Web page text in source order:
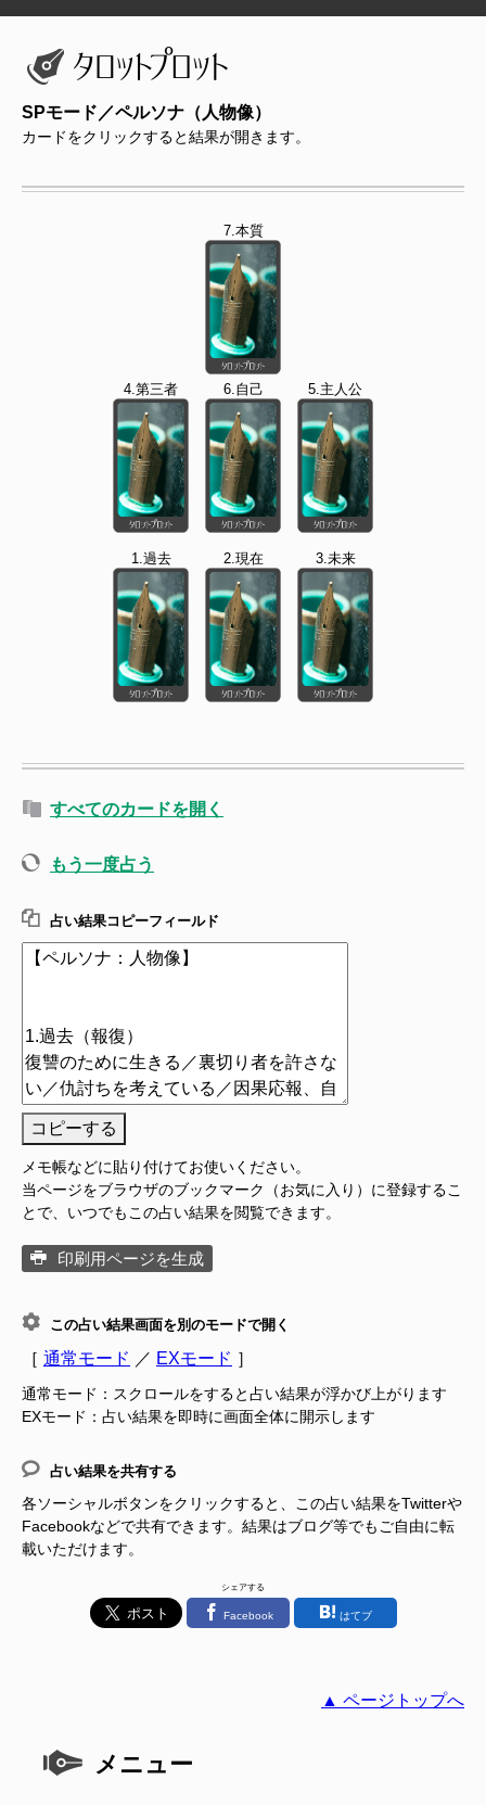
SPモード／ペルソナ（人物像）
カードをクリックすると結果が開きます。
7.本質
4.第三者 6.自己 5.主人公
1.過去 2.現在 3.未来
すべてのカードを開く
もう一度占う
占い結果コピーフィールド
コピーする
メモ帳などに貼り付けてお使いください。
当ページをブラウザのブックマーク（お気に入り）に登録するこ
とで、いつでもこの占い結果を閲覧できます。
印刷用ページを生成
この占い結果画面を別のモードで開く
［ 通常モード ／ EXモード ］
通常モード：スクロールをすると占い結果が浮かび上がります
EXモード：占い結果を即時に画面全体に開示します
占い結果を共有する
各ソーシャルボタンをクリックすると、この占い結果をTwitterや
Facebookなどで共有できます。結果はブログ等でもご自由に転
載いただけます。
シェアする
Facebook はてブ
▲ ページトップへ
メニュー